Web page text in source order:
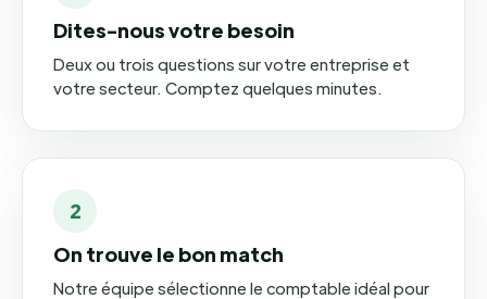
Dites-nous votre besoin
Deux ou trois questions sur votre entreprise et
votre secteur. Comptez quelques minutes.
2
On trouve le bon match
Notre équipe sélectionne le comptable idéal pour